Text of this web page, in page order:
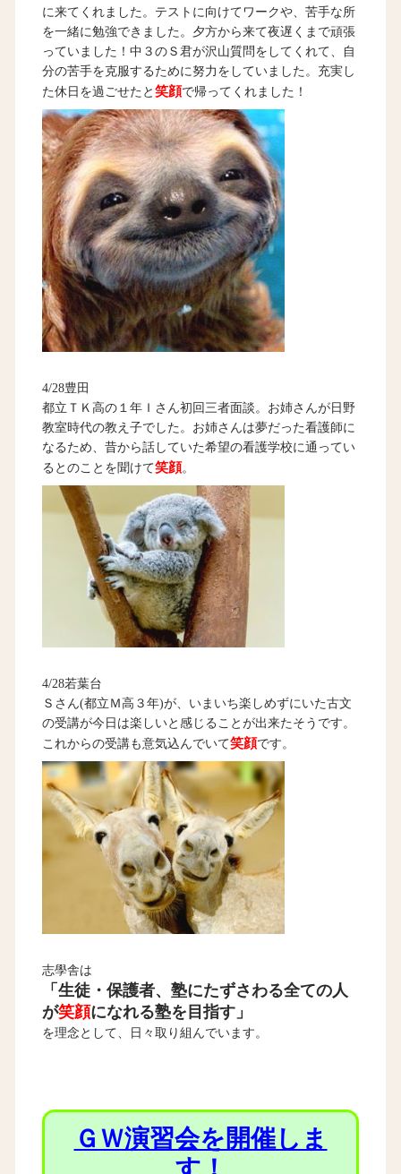
に来てくれました。テストに向けてワークや、苦手な所
を一緒に勉強できました。夕方から来て夜遅くまで頑張
っていました！中３のＳ君が沢山質問をしてくれて、自
分の苦手を克服するために努力をしていました。充実し
た休日を過ごせたと 笑顔で帰ってくれました！
4/28豊田
都立ＴＫ高の１年Ｉさん初回三者面談。お姉さんが日野
教室時代の教え子でした。お姉さんは夢だった看護師に
なるため、昔から話していた希望の看護学校に通ってい
るとのことを聞けて笑顔。
4/28若葉台
Ｓさん(都立Ｍ高３年)が、いまいち楽しめずにいた古文
の受講が今日は楽しいと感じることが出来たそうです。
これからの受講も意気込んでいて笑顔です。
志學舎は
「生徒・保護者、塾にたずさわる全ての人
が笑顔になれる塾を目指す」
を理念として、日々取り組んでいます。
ＧＷ演習会を開催しま
す！